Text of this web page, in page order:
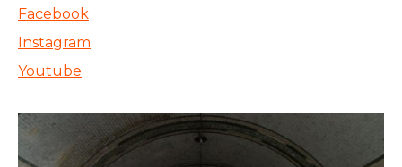
Facebook
Instagram
Youtube